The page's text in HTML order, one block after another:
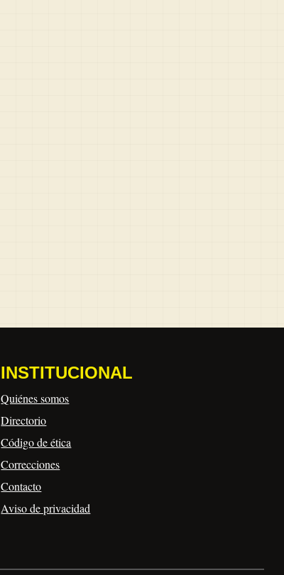
INSTITUCIONAL
Quiénes somos
Directorio
Código de ética
Correcciones
Contacto
Aviso de privacidad